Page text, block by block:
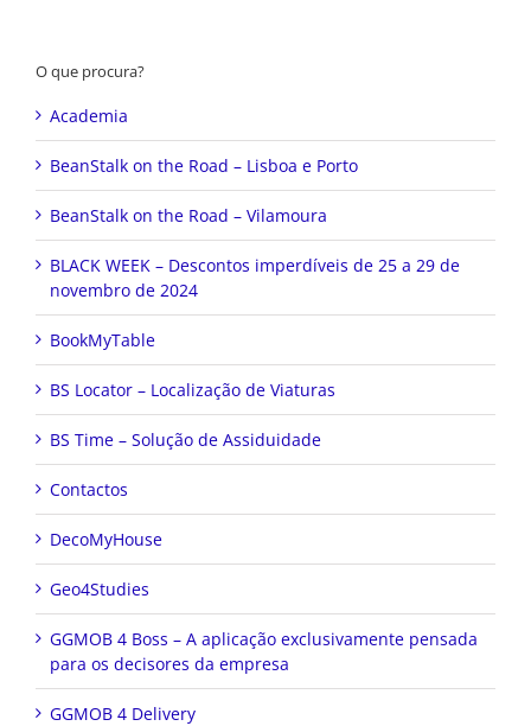
O que procura?
Academia
BeanStalk on the Road – Lisboa e Porto
BeanStalk on the Road – Vilamoura
BLACK WEEK – Descontos imperdíveis de 25 a 29 de
novembro de 2024
BookMyTable
BS Locator – Localização de Viaturas
BS Time – Solução de Assiduidade
Contactos
DecoMyHouse
Geo4Studies
GGMOB 4 Boss – A aplicação exclusivamente pensada
para os decisores da empresa
GGMOB 4 Delivery